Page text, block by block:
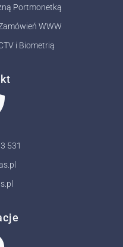
Portmonetką
WWW
i Biometrią
531